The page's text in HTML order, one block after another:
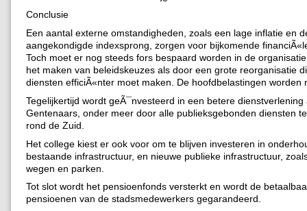
Conclusie
Een aantal externe omstandigheden, zoals een lage inflatie en
aangekondigde indexsprong, zorgen voor bijkomende
Toch moet er nog steeds fors bespaard worden in de
het maken van beleidskeuzes als door een grote reorganisatie
diensten efficiÃ«nter moet maken. De hoofdbelastingen worden
Tegelijkertijd wordt geÃ¯nvesteerd in een betere dienstverlening
Gentenaars, onder meer door alle publieksgebonden diensten
rond de Zuid.
Het college kiest er ook voor om te blijven investeren in
bestaande infrastructuur, en nieuwe publieke infrastructuur,
wegen en parken.
Tot slot wordt het pensioenfonds versterkt en wordt de
pensioenen van de stadsmedewerkers gegarandeerd.